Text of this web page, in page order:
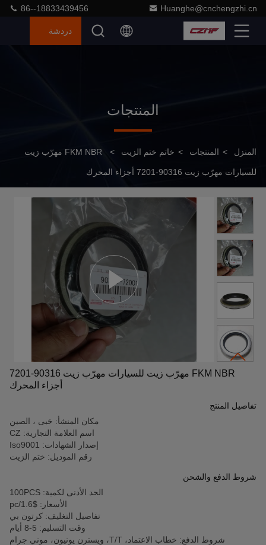
Huanghe@cnchengzhi.cn
86--18833439456
دردشة
المنتجات
المنزل > المنتجات > خاتم ختم الزيت > FKM NBR مهرّب زيت
للسيارات مهرّب زيت 90316-7201 أجزاء المحرك
FKM NBR مهرّب زيت للسيارات مهرّب زيت 90316-7201
أجزاء المحرك
تفاصيل المنتج
مكان المنشأ: خبى ، الصين
اسم العلامة التجارية: CZ
إصدار الشهادات: Iso9001
رقم الموديل: ختم الزيت
شروط الدفع والشحن
الحد الأدنى لكمية: 100PCS
الأسعار: $1.6/pc
تفاصيل التغليف: كرتون بي
وقت التسليم: 5-8 أيام
شروط الدفع: خطاب الاعتماد، T/T، ويسترن يونيون، موني جرام